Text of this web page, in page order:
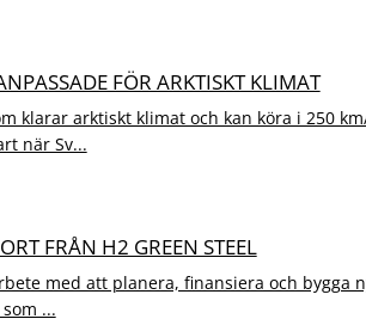
FÖR ARKTISKT KLIMAT
klarar arktiskt klimat och kan köra i 250
när Sv...
FRÅN H2 GREEN STEEL
med att planera, finansiera och bygga
...